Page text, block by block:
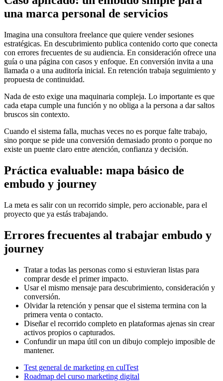
una marca personal de servicios
Imagina una consultora freelance que quiere vender sesiones
estratégicas. En descubrimiento publica contenido corto que conecta
con errores frecuentes de su audiencia. En consideración ofrece una
guía o una página con casos y enfoque. En conversión invita a una
llamada o a una auditoría inicial. En retención trabaja seguimiento y
propuesta de continuidad.
Nada de esto exige una maquinaria compleja. Lo importante es que
cada etapa cumple una función y no obliga a la persona a dar saltos
bruscos sin contexto.
Cuando el sistema falla, muchas veces no es porque falte trabajo,
sino porque se pide una conversión demasiado pronto o porque no
existe un puente claro entre atención, confianza y decisión.
Práctica evaluable: mapa básico de
embudo y journey
La meta es salir con un recorrido simple, pero accionable, para el
proyecto que ya estás trabajando.
Errores frecuentes al trabajar embudo y
journey
Tratar a todas las personas como si estuvieran listas para
comprar desde el primer impacto.
Usar el mismo mensaje para descubrimiento, consideración y
conversión.
Olvidar la retención y pensar que el sistema termina con la
primera venta o contacto.
Diseñar el recorrido completo en plataformas ajenas sin crear
activos propios o capturados.
Confundir un mapa útil con un dibujo complejo imposible de
mantener.
Test general de marketing en culTest
Roadmap del curso marketing digital